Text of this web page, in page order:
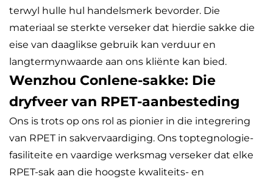
terwyl hulle hul handelsmerk bevorder. Die
materiaal se sterkte verseker dat hierdie sakke die
eise van daaglikse gebruik kan verduur en
langtermynwaarde aan ons kliënte kan bied.
Wenzhou Conlene-sakke: Die
dryfveer van RPET-aanbesteding
Ons is trots op ons rol as pionier in die integrering
van RPET in sakvervaardiging. Ons toptegnologie-
fasiliteite en vaardige werksmag verseker dat elke
RPET-sak aan die hoogste kwaliteits- en